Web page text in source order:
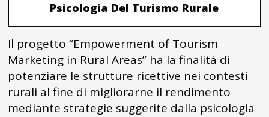
Psicologia Del Turismo Rurale
Il progetto “Empowerment of Tourism
Marketing in Rural Areas” ha la finalità di
potenziare le strutture ricettive nei contesti
rurali al fine di migliorarne il rendimento
mediante strategie suggerite dalla psicologia